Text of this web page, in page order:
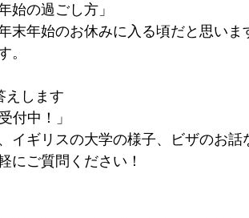
始の過ごし方」
末年始のお休みに入る頃だと思い
。
えします
付中！」
イギリスの大学の様子、ビザのお
にご質問ください！